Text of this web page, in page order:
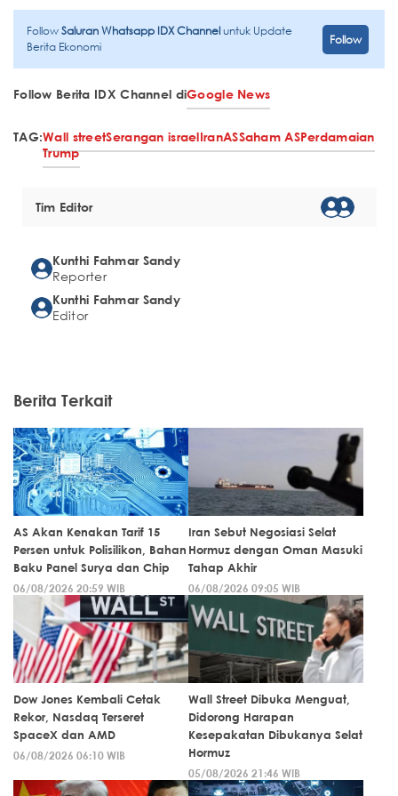
FollowSaluran Whatsapp IDX Channeluntuk Update
Berita Ekonomi
Follow
Follow Berita IDX Channel diGoogle News
TAG:Wall streetSerangan israelIranASSaham ASPerdamaian
Trump
Tim Editor
Kunthi Fahmar Sandy
Reporter
Kunthi Fahmar Sandy
Editor
Berita Terkait
AS Akan Kenakan Tarif 15
Persen untuk Polisilikon, Bahan
Baku Panel Surya dan Chip
06/08/2026 20:59 WIB
Iran Sebut Negosiasi Selat
Hormuz dengan Oman Masuki
Tahap Akhir
06/08/2026 09:05 WIB
Dow Jones Kembali Cetak
Rekor, Nasdaq Terseret
SpaceX dan AMD
06/08/2026 06:10 WIB
Wall Street Dibuka Menguat,
Didorong Harapan
Kesepakatan Dibukanya Selat
Hormuz
05/08/2026 21:46 WIB